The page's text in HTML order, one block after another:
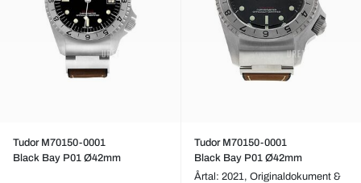
Tudor M70150-0001
Black Bay P01 Ø42mm
Tudor M70150-0001
Black Bay P01 Ø42mm
Årtal: 2021, Originaldokument &